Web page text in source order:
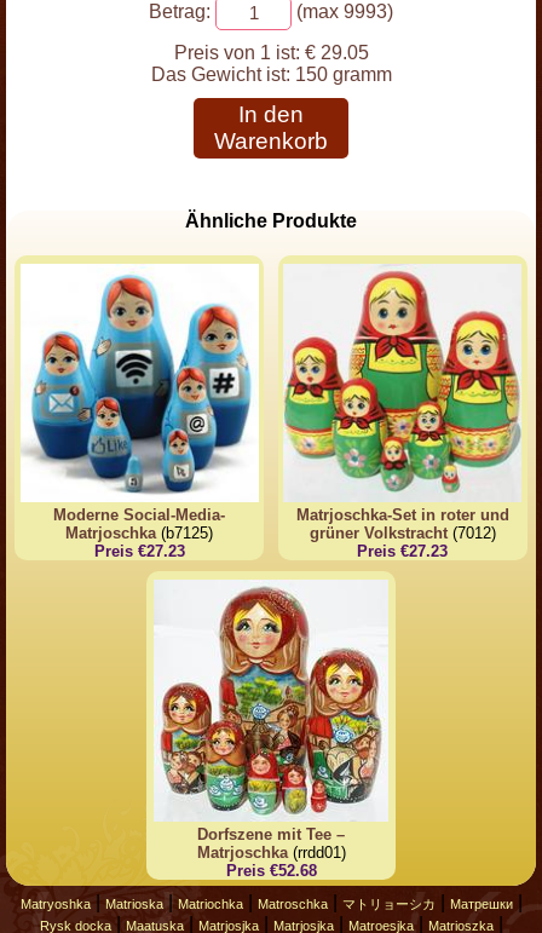
Betrag:
(max 9993)
Preis von 1 ist: € 29.05
Das Gewicht ist: 150 gramm
In den
Warenkorb
Ähnliche Produkte
Moderne Social-Media-
Matrjoschka(b7125)
Preis €27.23
Matrjoschka-Set in roter und
grüner Volkstracht(7012)
Preis €27.23
Dorfszene mit Tee –
Matrjoschka(rrdd01)
Preis €52.68
Matryoshka| Matrioska| Matriochka| Matroschka| マトリョーシカ Матрешки|
Rysk docka| Maatuska| Matrjosjka| Matrjosjka| Matroesjka| Matrioszka|